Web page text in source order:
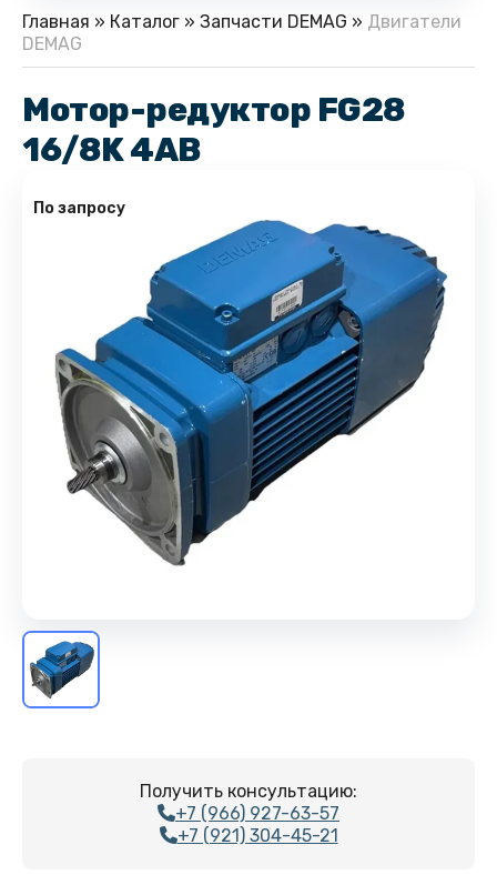
Главная » Каталог » Запчасти DEMAG » Двигатели
DEMAG
Мотор-редуктор FG28
16/8K 4AB
По запросу
Получить консультацию:
+7 (966) 927-63-57
+7 (921) 304-45-21